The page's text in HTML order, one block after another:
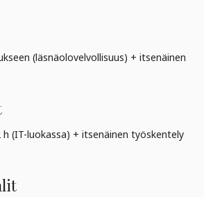
(läsnäolovelvollisuus) + itsenäinen
(IT-luokassa) + itsenäinen työskentely